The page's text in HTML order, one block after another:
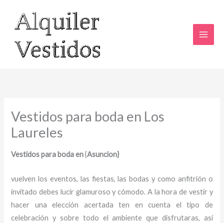
contenido
Vestidos para boda en Los
Laureles
Vestidos para boda en{Asuncion}
vuelven los eventos, las fiestas, las bodas y como anfitrión o
invitado debes lucir glamuroso y cómodo. A la hora de vestir y
hacer una elección acertada ten en cuenta el tipo de
celebración y sobre todo el ambiente que disfrutaras, así